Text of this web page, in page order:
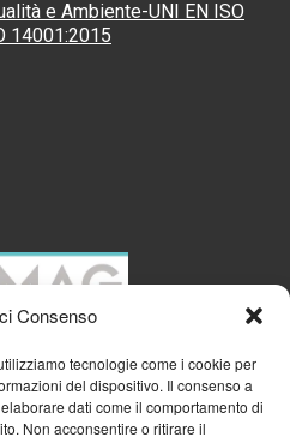
Consenso
tecnologie come i cookie per
del dispositivo. Il consenso a
dati come il comportamento di
Non acconsentire o ritirare il
e Ambiente-UNI EN ISO
14001:2015